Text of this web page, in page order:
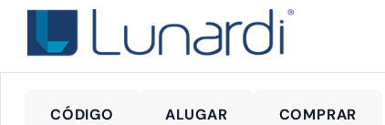
CÓDIGO ALUGAR COMPRAR